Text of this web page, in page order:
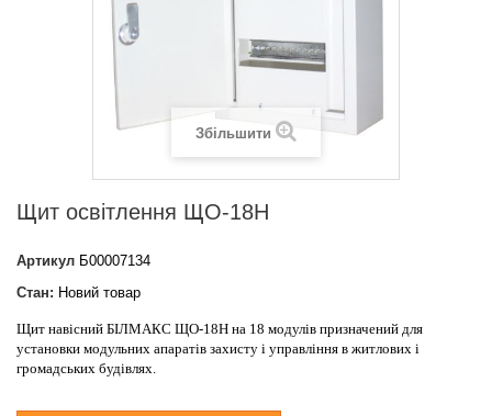
Збільшити
Щит освітлення ЩО-18Н
Артикул Б00007134
Стан: Новий товар
Щит навісний БІЛМАКС ЩО-18Н на 18 модулів призначений для
установки модульних апаратів захисту і управління в житлових і
громадських будівлях.